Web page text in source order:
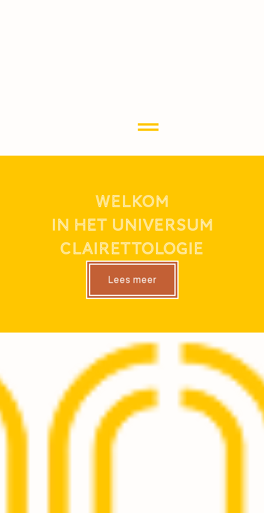
WELKOM
IN HET UNIVERSUM
CLAIRETTOLOGIE
Lees meer